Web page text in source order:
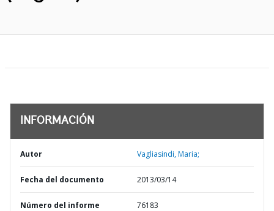
INFORMACIÓN
Autor Vagliasindi, Maria;
Fecha del documento 2013/03/14
Número del informe 76183